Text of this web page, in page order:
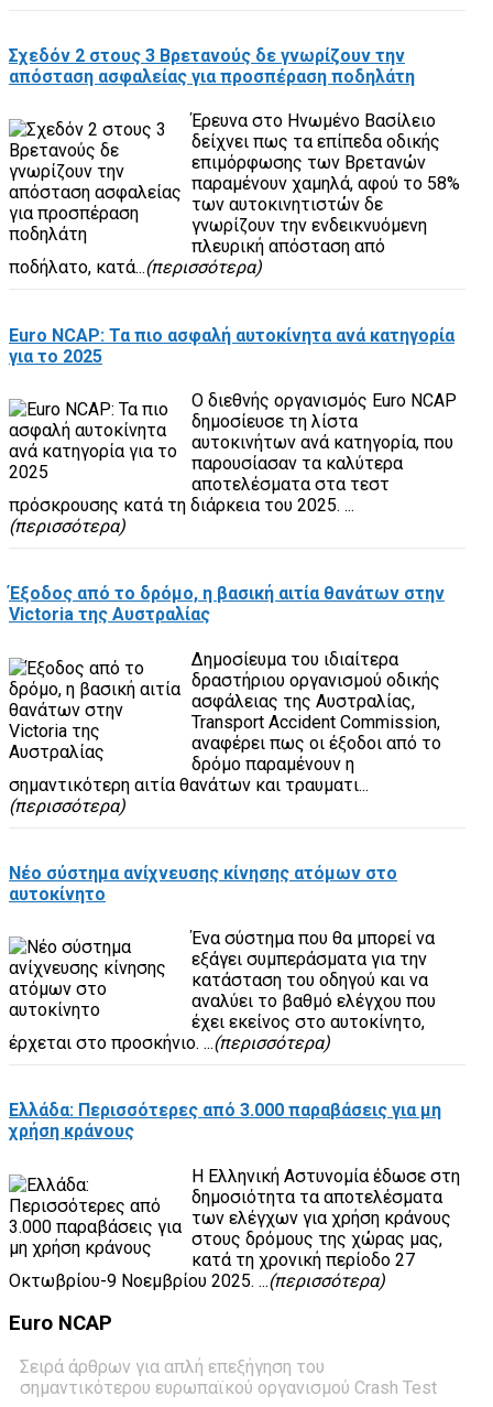
Σχεδόν 2 στους 3 Βρετανούς δε γνωρίζουν την
απόσταση ασφαλείας για προσπέραση ποδηλάτη
Έρευνα στο Ηνωμένο Βασίλειο
δείχνει πως τα επίπεδα οδικής
επιμόρφωσης των Βρετανών
παραμένουν χαμηλά, αφού το 58%
των αυτοκινητιστών δε
γνωρίζουν την ενδεικνυόμενη
πλευρική απόσταση από
ποδήλατο, κατά...(περισσότερα)
Euro NCAP: Τα πιο ασφαλή αυτοκίνητα ανά κατηγορία
για το 2025
Ο διεθνής οργανισμός Euro NCAP
δημοσίευσε τη λίστα
αυτοκινήτων ανά κατηγορία, που
παρουσίασαν τα καλύτερα
αποτελέσματα στα τεστ
πρόσκρουσης κατά τη διάρκεια του 2025. ...
(περισσότερα)
Έξοδος από το δρόμο, η βασική αιτία θανάτων στην
Victoria της Αυστραλίας
Δημοσίευμα του ιδιαίτερα
δραστήριου οργανισμού οδικής
ασφάλειας της Αυστραλίας,
Transport Accident Commission,
αναφέρει πως οι έξοδοι από το
δρόμο παραμένουν η
σημαντικότερη αιτία θανάτων και τραυματι...
(περισσότερα)
Νέο σύστημα ανίχνευσης κίνησης ατόμων στο
αυτοκίνητο
Ένα σύστημα που θα μπορεί να
εξάγει συμπεράσματα για την
κατάσταση του οδηγού και να
αναλύει το βαθμό ελέγχου που
έχει εκείνος στο αυτοκίνητο,
έρχεται στο προσκήνιο. ...(περισσότερα)
Ελλάδα: Περισσότερες από 3.000 παραβάσεις για μη
χρήση κράνους
Η Ελληνική Αστυνομία έδωσε στη
δημοσιότητα τα αποτελέσματα
των ελέγχων για χρήση κράνους
στους δρόμους της χώρας μας,
κατά τη χρονική περίοδο 27
Οκτωβρίου-9 Νοεμβρίου 2025. ...(περισσότερα)
Euro NCAP
Σειρά άρθρων για απλή επεξήγηση του
σημαντικότερου ευρωπαϊκού οργανισμού Crash Test